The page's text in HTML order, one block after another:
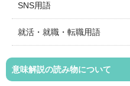
SNS用語
就活・就職・転職用語
意味解説の読み物について